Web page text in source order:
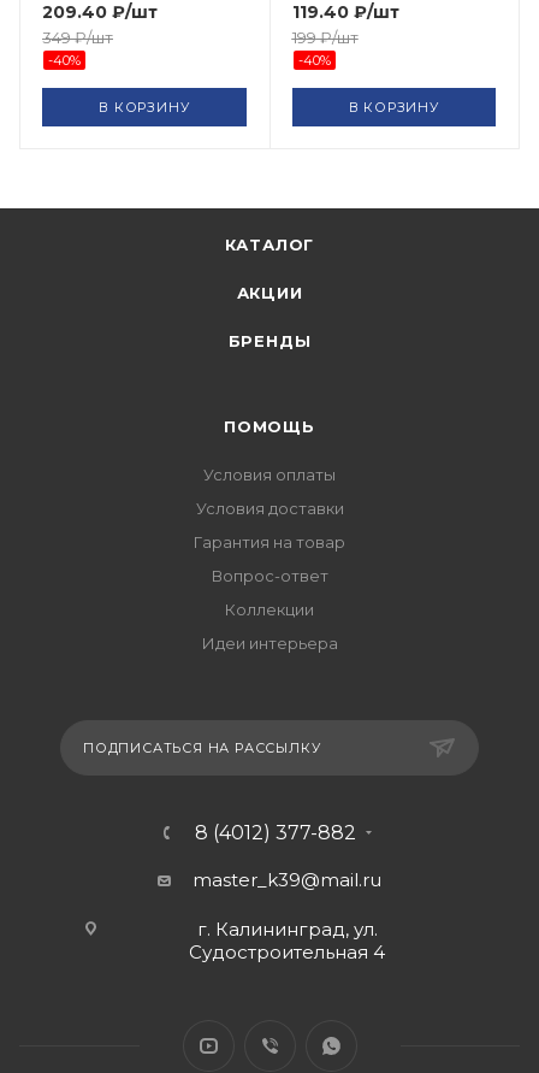
209.40 ₽/шт
349₽/шт
-40%
В КОРЗИНУ
119.40₽/шт
199₽/шт
-40%
В КОРЗИНУ
КАТАЛОГ
АКЦИИ
БРЕНДЫ
ПОМОЩЬ
Условия оплаты
Условия доставки
Гарантия на товар
Вопрос-ответ
Коллекции
Идеи интерьера
ПОДПИСАТЬСЯ НА РАССЫЛКУ
8 (4012) 377-882
master_k39@mail.ru
г. Калининград, ул.
Судостроительная 4